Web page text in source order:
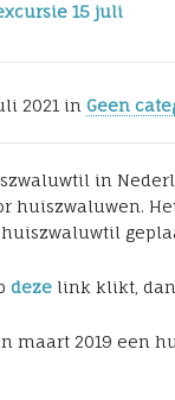
15 juli
2021 in Geen
in
huiszwaluwen.
deze link klikt,
maart 2019 een